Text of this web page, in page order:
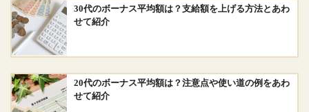
30代のボーナス平均額は？支給額を上げる方法とあわ
せて紹介
20代のボーナス平均額は？注意点や使い道の例をあわ
せて紹介